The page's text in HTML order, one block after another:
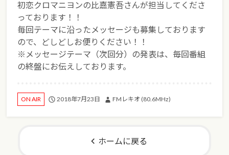
初恋クロマニヨンの比嘉憲吾さんが担当してくださ
っております！！
毎回テーマに沿ったメッセージも募集しております
ので、どしどしお便りください！！
※メッセージテーマ（次回分）の発表は、毎回番組
の終盤にお伝えしております。
ON AIR 2018年7月23日 FMレキオ (80.6MHz)
ホームに戻る